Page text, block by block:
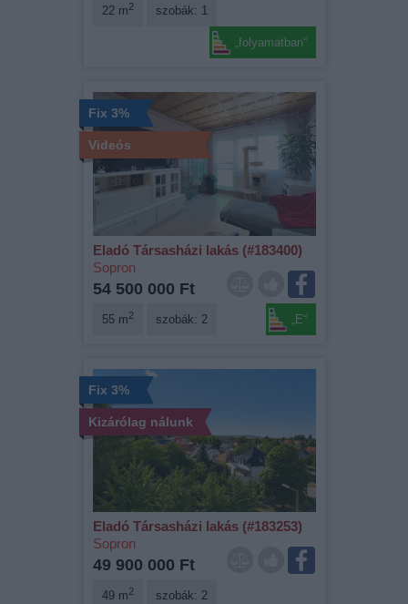
22 m2 szobák: 1
„folyamatban“
Fix 3%
Videós
Eladó Társasházi lakás (#183400)
Sopron
54 500 000 Ft
55 m2 szobák: 2 „E“
Fix 3%
Kizárólag nálunk
Eladó Társasházi lakás (#183253)
Sopron
49 900 000 Ft
49 m2 szobák: 2